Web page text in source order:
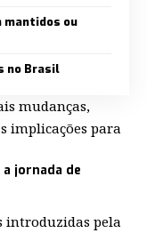
ou
no Brasil
mudanças,
implicações para
jornada de
introduzidas pela